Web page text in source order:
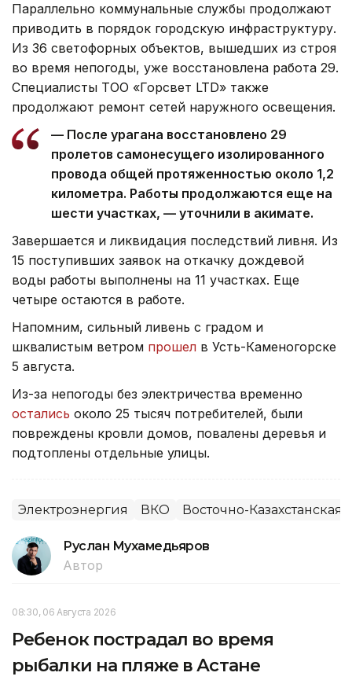
Параллельно коммунальные службы продолжают
приводить в порядок городскую инфраструктуру.
Из 36 светофорных объектов, вышедших из строя
во время непогоды, уже восстановлена работа 29.
Специалисты ТОО «Горсвет LTD» также
продолжают ремонт сетей наружного освещения.
— После урагана восстановлено 29
пролетов самонесущего изолированного
провода общей протяженностью около 1,2
километра. Работы продолжаются еще на
шести участках, — уточнили в акимате.
Завершается и ликвидация последствий ливня. Из
15 поступивших заявок на откачку дождевой
воды работы выполнены на 11 участках. Еще
четыре остаются в работе.
Напомним, сильный ливень с градом и
шквалистым ветром прошел в Усть-Каменогорске
5 августа.
Из-за непогоды без электричества временно
остались около 25 тысяч потребителей, были
повреждены кровли домов, повалены деревья и
подтоплены отдельные улицы.
Электроэнергия ВКО Восточно-Казахстанская
Руслан Мухамедьяров
Автор
08:30, 06 Августа 2026
Ребенок пострадал во время
рыбалки на пляже в Астане